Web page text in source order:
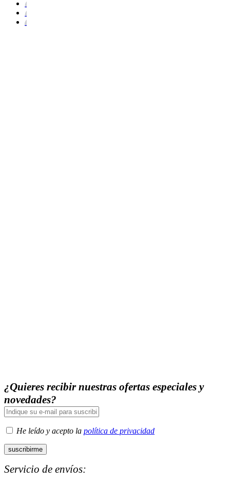
¿Quieres recibir nuestras ofertas especiales y
novedades?
He leído y acepto la política de privacidad
Servicio de envíos: